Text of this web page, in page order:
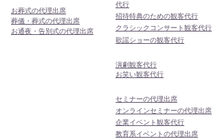
お葬式の代理出席
葬儀・葬式の代理出席
お通夜・告別式の代理出席
代行
招待特典のための観客代行
クラシックコンサート観客代行
歌謡ショーの観客代行
演劇観客代行
お笑い観客代行
セミナーの代理出席
オンラインセミナーの代理出席
企業イベント観客代行
教育系イベントの代理出席